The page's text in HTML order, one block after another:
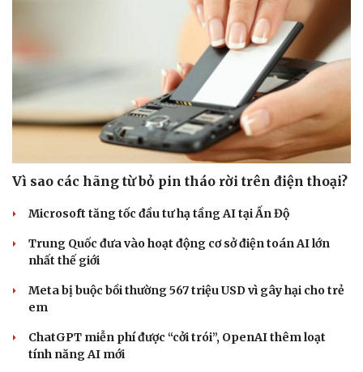
Dinh dưỡng - món ngon
Sản phụ khoa
Nam khoa
Làm đẹp - giảm cân
Ăn sạch sống khỏe
Đời sống
Nhà đẹp
Tình yêu - Gia đình
Vì sao các hãng từ bỏ pin tháo rời trên điện thoại?
Microsoft tăng tốc đầu tư hạ tầng AI tại Ấn Độ
Trung Quốc đưa vào hoạt động cơ sở điện toán AI lớn
nhất thế giới
Meta bị buộc bồi thường 567 triệu USD vì gây hại cho trẻ
em
ChatGPT miễn phí được “cởi trói”, OpenAI thêm loạt
tính năng AI mới